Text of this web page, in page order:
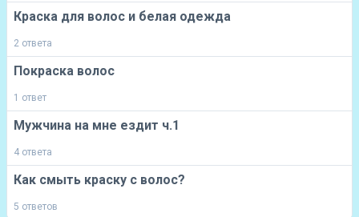
Краска для волос и белая одежда
2 ответа
Покраска волос
1 ответ
Мужчина на мне ездит ч.1
4 ответа
Как смыть краску с волос?
5 ответов